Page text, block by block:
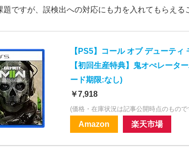
題ですが、誤検出への対応にも力を入れてもらえる
【PS5】コール オブ デューティ
【初回生産特典】鬼オぺレータ
ード期限:なし)
￥7,918
(価格・在庫状況は記事公開時点のもので
Amazon 楽天市場